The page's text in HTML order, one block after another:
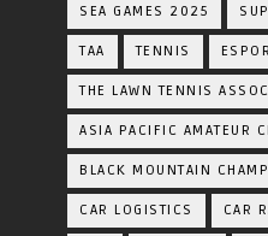
SEA GAMES 2025
TAA TENNIS
THE LAWN TENNIS
ASIA PACIFIC AMATEUR
BLACK MOUNTAIN
CAR LOGISTICS CAR